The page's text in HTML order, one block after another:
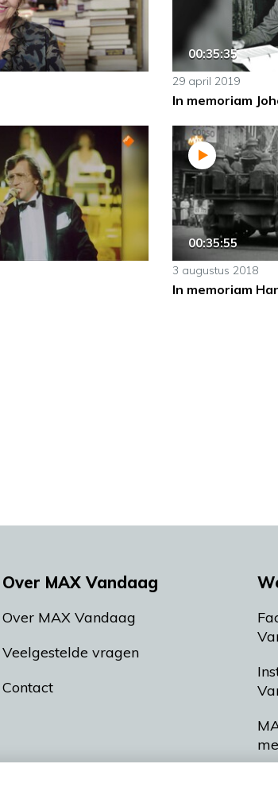
00:35:35
29 april 2019
In memoriam
00:35:55
3 augustus 2018
In memoriam
Over MAX Vandaag
Over MAX Vandaag
Veelgestelde vragen
Contact